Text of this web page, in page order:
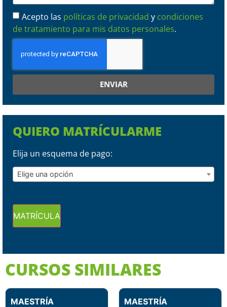
Acepto las políticas de privacidad y condiciones
de tratamiento para mis datos personales.
ENVIAR
QUIERO MATRÍCULARME
Elija un esquema de pago:
Elige una opción
MATRÍCULA
CURSOS SIMILARES
MAESTRÍA MAESTRÍA